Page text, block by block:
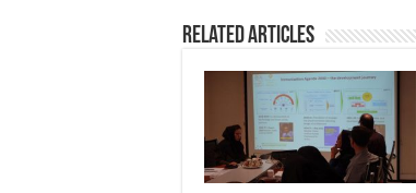
Related Articles